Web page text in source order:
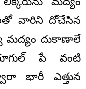
వారిని దోచేసిన
మ‌ద్యం దుకాణాలే
పే వంటి
భారీ ఎత్తున